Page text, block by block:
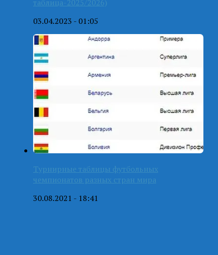
таблица-2025/2026)
03.04.2023 - 01:05
Турнирные таблицы футбольных
чемпионатов разных стран мира
30.08.2021 - 18:41